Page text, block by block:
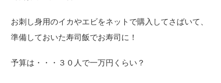
お刺し身用のイカやエビをネットで購入してさばいて、
準備しておいた寿司飯でお寿司に！
予算は・・・３０人で一万円くらい？